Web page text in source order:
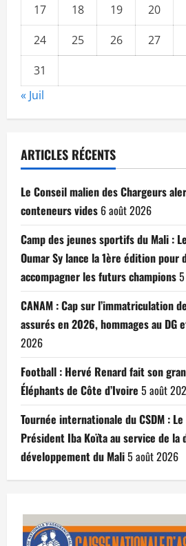
17
18 19 20
24
25 26 27
31
« Juil
ARTICLES RÉCENTS
Le Conseil malien des Chargeurs
conteneurs vides 6 août 2026
Camp des jeunes sportifs du Mali :
Oumar Sy lance la 1ère édition pour
accompagner les futurs champions
CANAM : Cap sur l’immatriculation
assurés en 2026, hommages au DG
2026
Football : Hervé Renard fait son
Éléphants de Côte d’Ivoire 5 août
Tournée internationale du CSDM :
Président Iba Koïta au service de la
développement du Mali5 août 2026